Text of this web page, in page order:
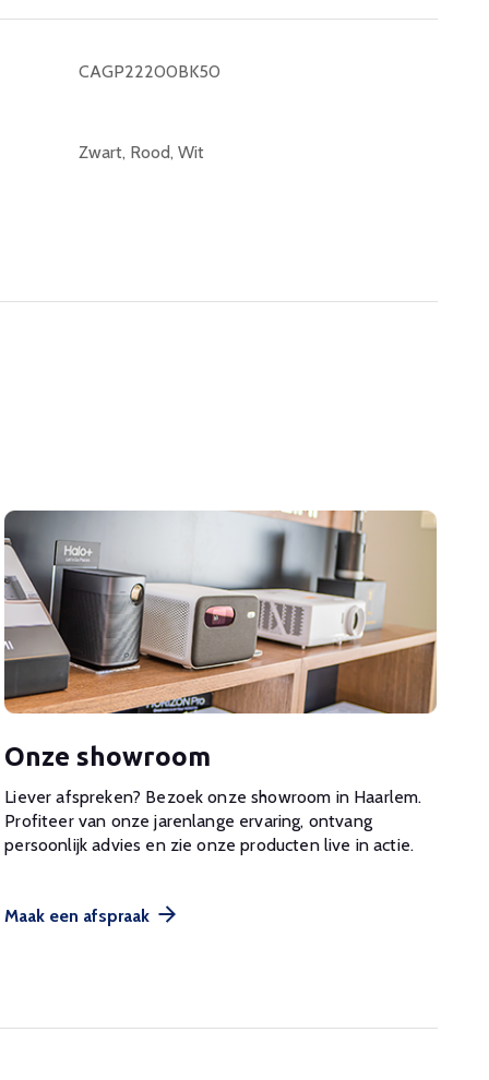
CAGP22200BK50
Zwart, Rood, Wit
Onze showroom
Liever afspreken? Bezoek onze showroom in Haarlem.
Profiteer van onze jarenlange ervaring, ontvang
persoonlijk advies en zie onze producten live in actie.
Maak een afspraak